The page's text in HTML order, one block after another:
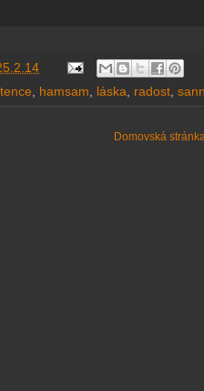
, hamsam, láska, radost,
Domovská